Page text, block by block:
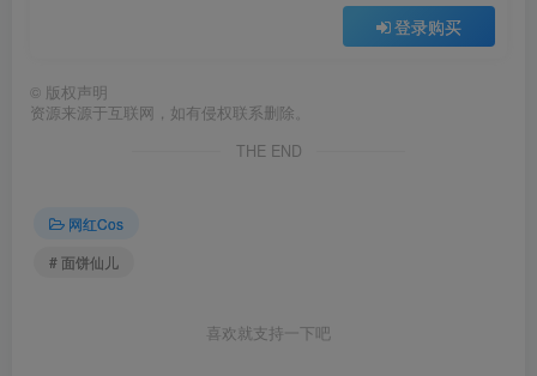
面饼仙儿 – NO.154 白色旗袍[60P-649.8M]
[10.21]
登录购买
© 版权声明
资源来源于互联网，如有侵权联系删除。
THE END
网红Cos
# 面饼仙儿
喜欢就支持一下吧